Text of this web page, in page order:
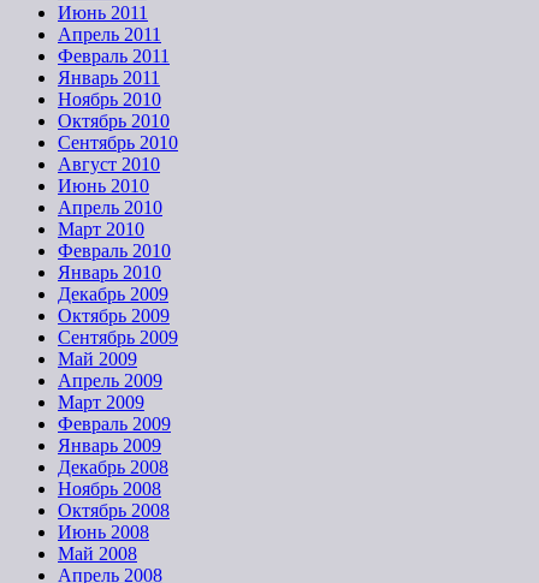
Июнь 2011
Апрель 2011
Февраль 2011
Январь 2011
Ноябрь 2010
Октябрь 2010
Сентябрь 2010
Август 2010
Июнь 2010
Апрель 2010
Март 2010
Февраль 2010
Январь 2010
Декабрь 2009
Октябрь 2009
Сентябрь 2009
Май 2009
Апрель 2009
Март 2009
Февраль 2009
Январь 2009
Декабрь 2008
Ноябрь 2008
Октябрь 2008
Июнь 2008
Май 2008
Апрель 2008